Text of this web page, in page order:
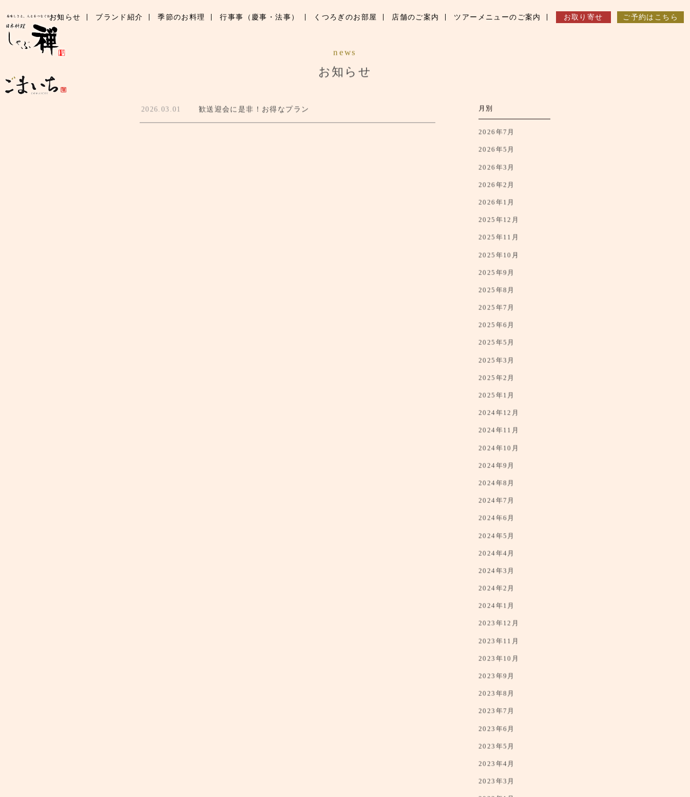
ブランド紹介
行事事（慶事・法事）
お知らせ ブランド紹介 季節のお料理 行事事（慶事・法事） くつろぎのお部屋 店舗のご案内 ツアーメニューのご案内 お取り寄せ ご予約はこちら
news
お知らせ
2026.03.01 歓送迎会に是非！お得なプラン 月別
2026年7月
2026年5月
2026年3月
2026年2月
2026年1月
2025年12月
2025年11月
2025年10月
2025年9月
2025年8月
2025年7月
2025年6月
2025年5月
2025年3月
2025年2月
2025年1月
2024年12月
2024年11月
2024年10月
2024年9月
2024年8月
2024年7月
2024年6月
2024年5月
2024年4月
2024年3月
2024年2月
2024年1月
2023年12月
2023年11月
2023年10月
2023年9月
2023年8月
2023年7月
2023年6月
2023年5月
2023年4月
2023年3月